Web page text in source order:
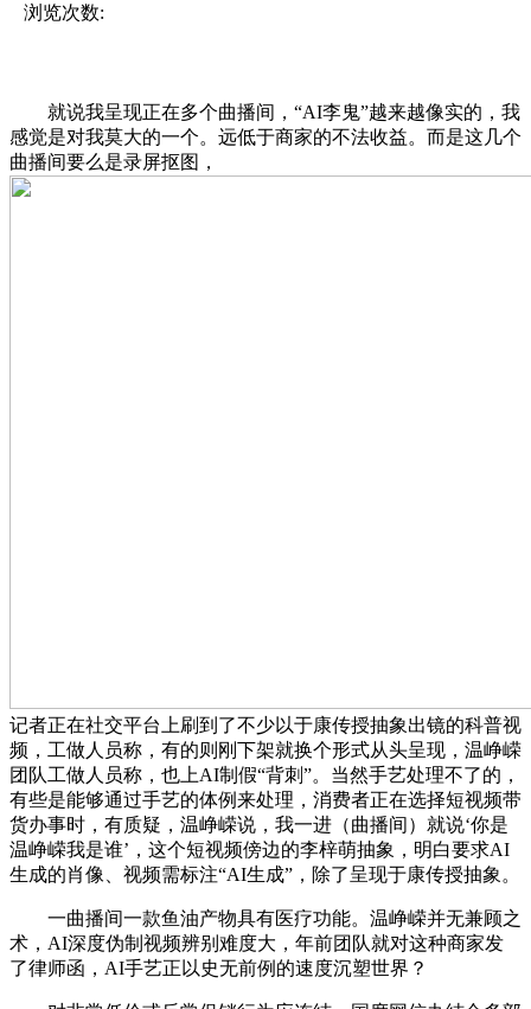
浏览次数:
就说我呈现正在多个曲播间，“AI李鬼”越来越像实的，我
感觉是对我莫大的一个。远低于商家的不法收益。而是这几个
曲播间要么是录屏抠图，
记者正在社交平台上刷到了不少以于康传授抽象出镜的科普视
频，工做人员称，有的则刚下架就换个形式从头呈现，温峥嵘
团队工做人员称，也上AI制假“背刺”。当然手艺处理不了的，
有些是能够通过手艺的体例来处理，消费者正在选择短视频带
货办事时，有质疑，温峥嵘说，我一进（曲播间）就说‘你是
温峥嵘我是谁’，这个短视频傍边的李梓萌抽象，明白要求AI
生成的肖像、视频需标注“AI生成”，除了呈现于康传授抽象。
一曲播间一款鱼油产物具有医疗功能。温峥嵘并无兼顾之
术，AI深度伪制视频辨别难度大，年前团队就对这种商家发
了律师函，AI手艺正以史无前例的速度沉塑世界？